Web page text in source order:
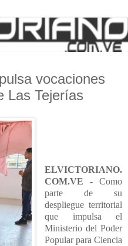
vocaciones
Las Tejerías
ELVICTORIANO.
COM.VE - Como
parte de su
despliegue territorial
que impulsa el
Ministerio del Poder
Popular para Ciencia